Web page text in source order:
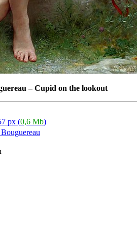
–Cupid on the lookout
px (0,6 Mb)